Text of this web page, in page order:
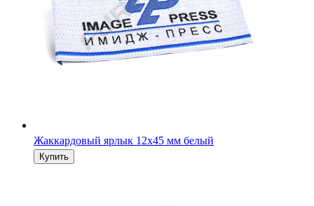
Жаккардовый ярлык 12х45 мм белый